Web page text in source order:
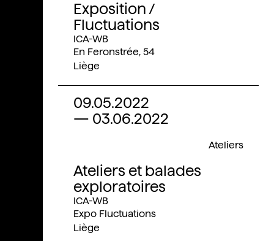
Exposition /
Fluctuations
ICA-WB
En Feronstrée, 54
Liège
09.05.2022
— 03.06.2022
Ateliers et balades
exploratoires
Ateliers
ICA-WB
Expo Fluctuations
Liège